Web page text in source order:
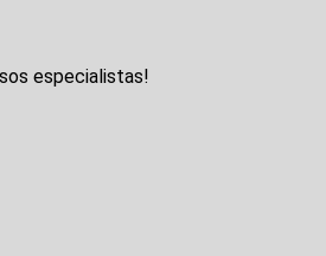
especialistas!